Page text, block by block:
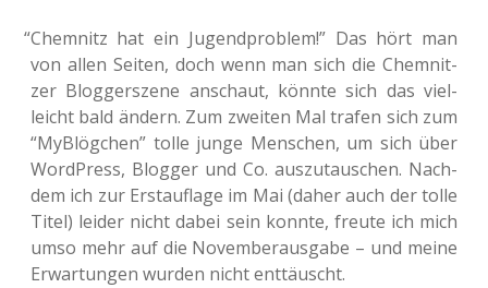
“Chem­nitz hat ein Jugend­pro­blem!” Das hört man
von allen Seiten, doch wenn man sich die Chem­nit­
zer Blog­ger­sze­ne anschaut, könnte sich das viel­
leicht bald ändern. Zum zwei­ten Mal trafen sich zum
“MyB­lög­chen” tolle junge Men­schen, um sich über
Word­Press, Blog­ger und Co. aus­zu­tau­schen. Nach­
dem ich zur Erst­auf­la­ge im Mai (daher auch der tolle
Titel) leider nicht dabei sein konnte, freute ich mich
umso mehr auf die Novem­ber­aus­ga­be – und meine
Erwar­tun­gen wurden nicht enttäuscht.